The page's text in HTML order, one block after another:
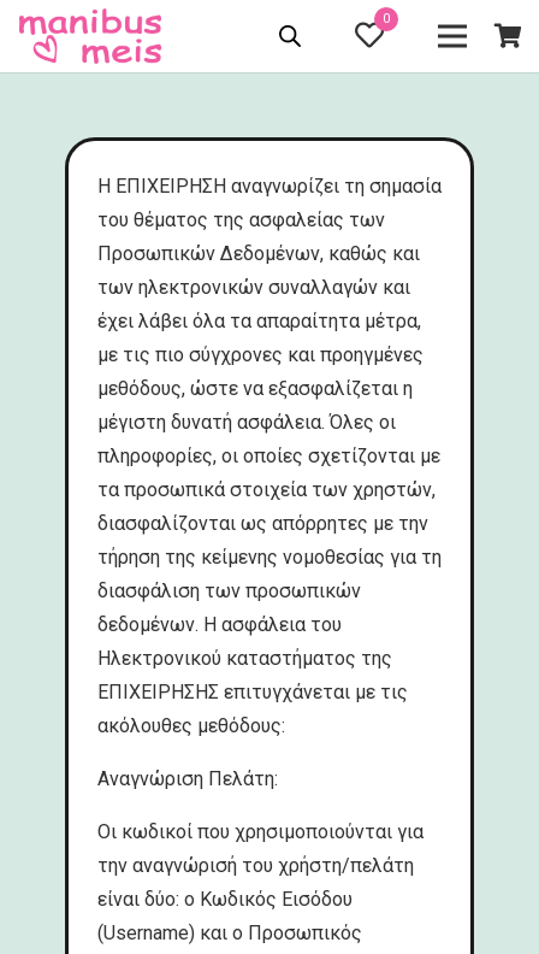
0
H ΕΠΙΧΕΙΡΗΣΗ αναγνωρίζει τη σημασία
του θέματος της ασφαλείας των
Προσωπικών Δεδομένων, καθώς και
των ηλεκτρονικών συναλλαγών και
έχει λάβει όλα τα απαραίτητα μέτρα,
με τις πιο σύγχρονες και προηγμένες
μεθόδους, ώστε να εξασφαλίζεται η
μέγιστη δυνατή ασφάλεια. Όλες οι
πληροφορίες, οι οποίες σχετίζονται με
τα προσωπικά στοιχεία των χρηστών,
διασφαλίζονται ως απόρρητες με την
τήρηση της κείμενης νομοθεσίας για τη
διασφάλιση των προσωπικών
δεδομένων. Η ασφάλεια του
Ηλεκτρονικού καταστήματος της
ΕΠΙΧΕΙΡΗΣΗΣ επιτυγχάνεται με τις
ακόλουθες μεθόδους:
Αναγνώριση Πελάτη:
Οι κωδικοί που χρησιμοποιούνται για
την αναγνώρισή του χρήστη/πελάτη
είναι δύο: ο Κωδικός Εισόδου
(Username) και ο Προσωπικός